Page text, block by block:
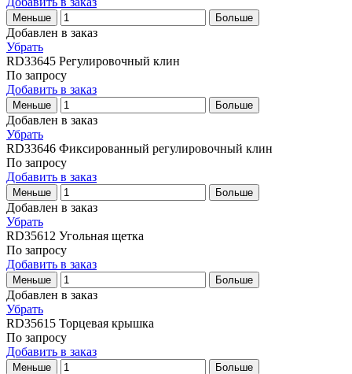
Меньше Больше
Добавлен в заказ
Убрать
RD33645 Регулировочный клин
По запросу
Добавить в заказ
Меньше Больше
Добавлен в заказ
Убрать
RD33646 Фиксированный регулировочный клин
По запросу
Добавить в заказ
Меньше Больше
Добавлен в заказ
Убрать
RD35612 Угольная щетка
По запросу
Добавить в заказ
Меньше Больше
Добавлен в заказ
Убрать
RD35615 Торцевая крышка
По запросу
Добавить в заказ
Меньше Больше